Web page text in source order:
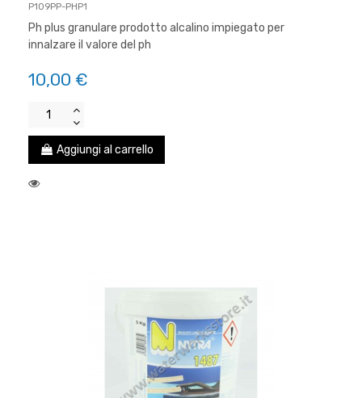
P109PP-PHP1
Ph plus granulare prodotto alcalino impiegato per
innalzare il valore del ph
10,00 €
Aggiungi al carrello